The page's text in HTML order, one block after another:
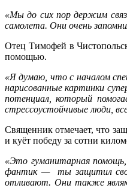
«Мы до сих пор держим
самолета. Они очень
Отец Тимофей в
помощью.
«Я думаю, что с началом
нарисованные картинки
потенциал, который
стрессоустойчивые люди,
Священник отмечает, что
и куёт победу за сотни
«Это гуманитарная
фантик — ты защитил
отливают. Они также